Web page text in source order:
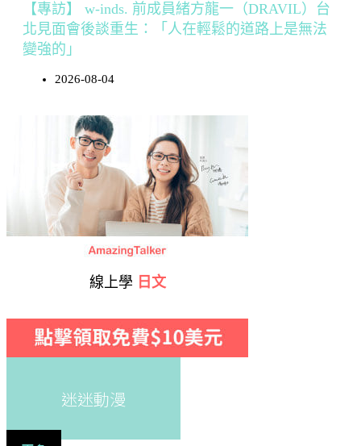
【專訪】 w-inds. 前成員緒方龍一（DRAVIL）台
北見面會後談重生：「人在輕鬆的道路上是無法
變強的」
2026-08-04
線上學 日文
迷迷動漫